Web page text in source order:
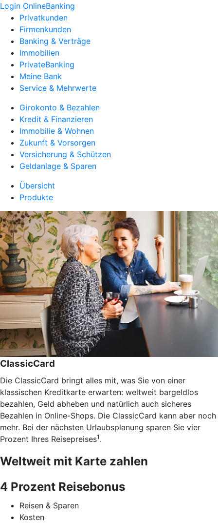
Login OnlineBanking
Privatkunden
Firmenkunden
Banking & Verträge
Immobilien
PrivateBanking
Meine Bank
Service & Mehrwerte
Girokonto & Bezahlen
Kredit & Finanzieren
Immobilie & Wohnen
Zukunft & Vorsorgen
Versicherung & Schützen
Geldanlage & Sparen
Übersicht
Produkte
ClassicCard
Die ClassicCard bringt alles mit, was Sie von einer
klassischen Kreditkarte erwarten: weltweit bargeldlos
bezahlen, Geld abheben und natürlich auch sicheres
Bezahlen in Online-Shops. Die ClassicCard kann aber noch
mehr. Bei der nächsten Urlaubsplanung sparen Sie vier
Prozent Ihres Reisepreises1 .
Weltweit mit Karte zahlen
4 Prozent Reisebonus
Reisen & Sparen
Kosten